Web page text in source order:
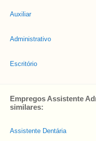
Auxiliar
Administrativo
Escritório
Empregos Assistente
similares:
Assistente Dentária